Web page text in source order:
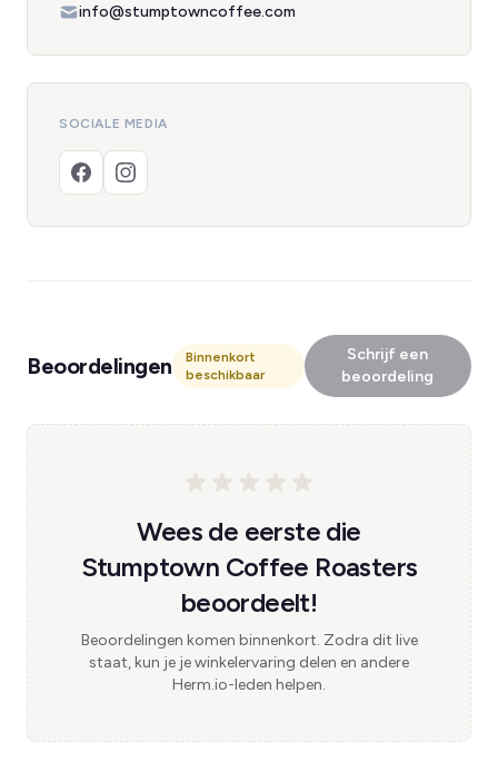
info@stumptowncoffee.com
SOCIALE MEDIA
Beoordelingen
Binnenkort
beschikbaar
Schrijf een
beoordeling
Wees de eerste die
Stumptown Coffee Roasters
beoordeelt!
Beoordelingen komen binnenkort. Zodra dit live
staat, kun je je winkelervaring delen en andere
Herm.io-leden helpen.